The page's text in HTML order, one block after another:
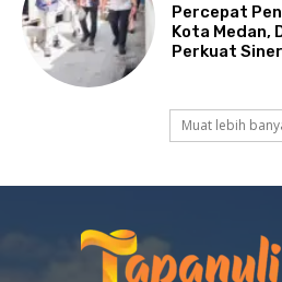
Percepat
Kota Medan,
Perkuat
Muat lebih